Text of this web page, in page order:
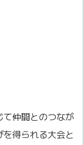
仲間とのつなが
得られる大会と